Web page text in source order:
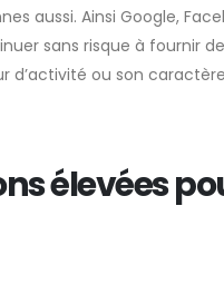
aussi. Ainsi Google,
sans risque à fournir
d’activité ou son
élevées